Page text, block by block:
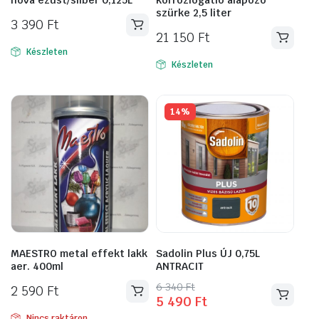
3 390 Ft
Készleten
szürke 2,5 liter
21 150 Ft
Készleten
MAESTRO metal effekt lakk
aer. 400ml
2 590 Ft
14%
Sadolin Plus ÚJ 0,75L
ANTRACIT
6 340Ft
Original
price
5 490 Ft
Current
price